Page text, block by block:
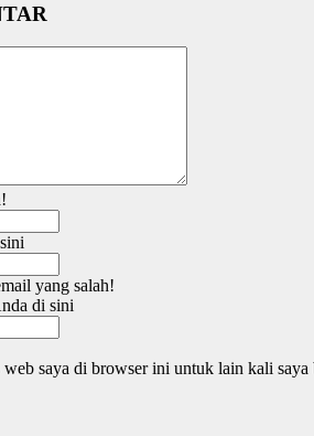
yang salah!
di sini
saya di browser ini untuk lain kali saya